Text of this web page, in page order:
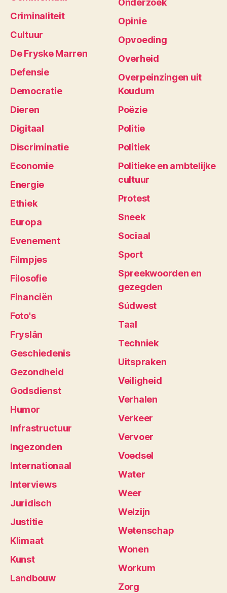
Criminaliteit
Cultuur
De Fryske Marren
Defensie
Democratie
Dieren
Digitaal
Discriminatie
Economie
Energie
Ethiek
Europa
Evenement
Filmpjes
Filosofie
Financiën
Foto's
Fryslân
Geschiedenis
Gezondheid
Godsdienst
Humor
Infrastructuur
Ingezonden
Internationaal
Interviews
Juridisch
Justitie
Klimaat
Kunst
Landbouw
Onderzoek
Opinie
Opvoeding
Overheid
Overpeinzingen uit
Koudum
Poëzie
Politie
Politiek
Politieke en ambtelijke
cultuur
Protest
Sneek
Sociaal
Sport
Spreekwoorden en
gezegden
Súdwest
Taal
Techniek
Uitspraken
Veiligheid
Verhalen
Verkeer
Vervoer
Voedsel
Water
Weer
Welzijn
Wetenschap
Wonen
Workum
Zorg